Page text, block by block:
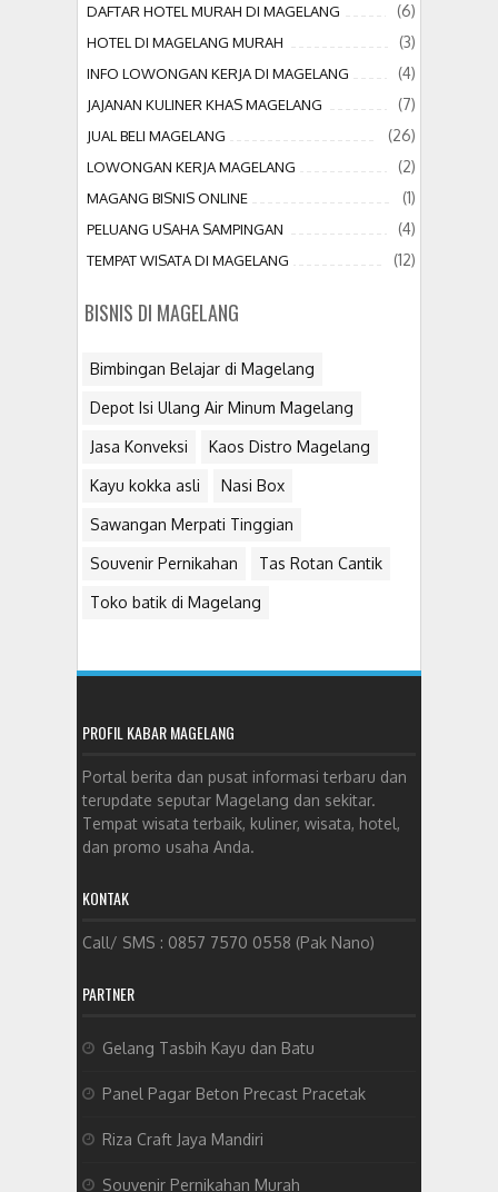
DAFTAR HOTEL MURAH DI MAGELANG (6)
HOTEL DI MAGELANG MURAH (3)
INFO LOWONGAN KERJA DI MAGELANG (4)
JAJANAN KULINER KHAS MAGELANG (7)
JUAL BELI MAGELANG (26)
LOWONGAN KERJA MAGELANG (2)
MAGANG BISNIS ONLINE (1)
PELUANG USAHA SAMPINGAN (4)
TEMPAT WISATA DI MAGELANG (12)
BISNIS DI MAGELANG
Bimbingan Belajar di Magelang
Depot Isi Ulang Air Minum Magelang
Jasa Konveksi Kaos Distro Magelang
Kayu kokka asli Nasi Box
Sawangan Merpati Tinggian
Souvenir Pernikahan Tas Rotan Cantik
Toko batik di Magelang
PROFIL KABAR MAGELANG
Portal berita dan pusat informasi terbaru dan
terupdate seputar Magelang dan sekitar.
Tempat wisata terbaik, kuliner, wisata, hotel,
dan promo usaha Anda.
KONTAK
Call/ SMS : 0857 7570 0558 (Pak Nano)
PARTNER
Gelang Tasbih Kayu dan Batu
Panel Pagar Beton Precast Pracetak
Riza Craft Jaya Mandiri
Souvenir Pernikahan Murah